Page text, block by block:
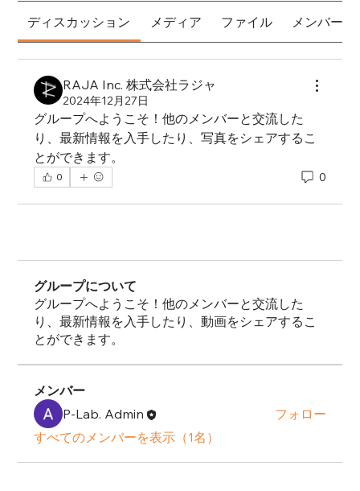
ディスカッション メディア ファイル メンバー
RAJA Inc. 株式会社ラジャ
2024年12月27日
グループへようこそ！他のメンバーと交流した
り、最新情報を入手したり、写真をシェアするこ
とができます。
0 0
グループについて
グループへようこそ！他のメンバーと交流した
り、最新情報を入手したり、動画をシェアするこ
とができます。
メンバー
P-Lab. Admin
フォロー
すべてのメンバーを表示（1名）